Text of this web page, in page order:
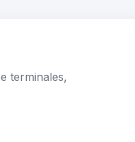
terminales,